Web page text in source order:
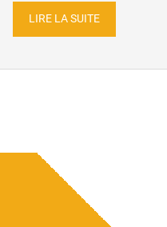
LIRE LA SUITE